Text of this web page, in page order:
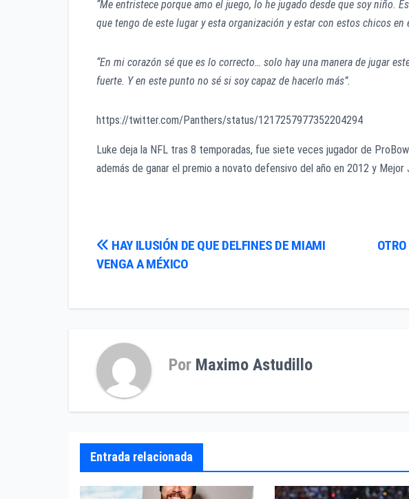
“Me entristece porque amo el juego, lo he jugado desde que soy niño.
que tengo de este lugar y esta organización y estar con estos chicos en
“En mi corazón sé que es lo correcto… solo hay una manera de jugar
fuerte. Y en este punto no sé si soy capaz de hacerlo más”.
https://twitter.com/Panthers/status/1217257977352204294
Luke deja la NFL tras 8 temporadas, fue siete veces jugador de
además de ganar el premio a novato defensivo del año en 2012 y
Navegación
entradas
HAY ILUSIÓN DE QUE DELFINES DE MIAMI
VENGA A MÉXICO
Por Maximo Astudillo
Entrada relacionada